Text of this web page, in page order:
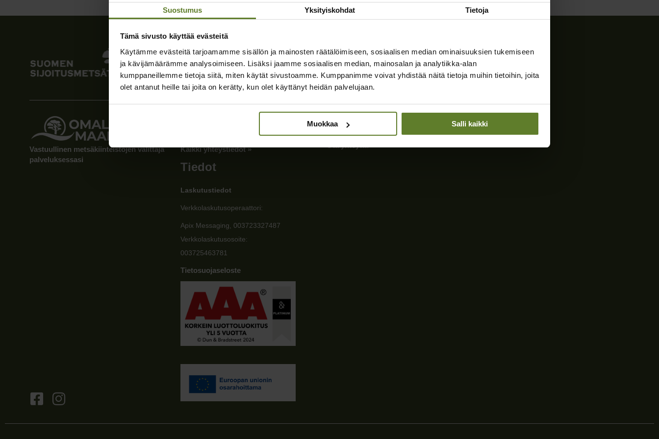
Suostumus Yksityiskohdat Tietoja
Tämä sivusto käyttää evästeitä
Käytämme evästeitä tarjoamamme sisällön ja mainosten räätälöimiseen, sosiaalisen median ominaisuuksien tukemiseen
ja kävijämäärämme analysoimiseen. Lisäksi jaamme sosiaalisen median, mainosalan ja analytiikka-alan
kumppaneillemme tietoja siitä, miten käytät sivustoamme. Kumppanimme voivat yhdistää näitä tietoja muihin tietoihin, joita
olet antanut heille tai joita on kerätty, kun olet käyttänyt heidän palvelujaan.
Muokkaa Salli kaikki
Vastuullinen metsäkiinteistöjen välittäjä
palveluksessasi
Yhteystiedot
Suomen Sijoitusmetsät Oy
Y-tunnus: 2546378-1
Kaikki yhteystiedot »
Sivut
Etusivu
Palvelut
Yritys
Tietopaketit
Ajankohtaista
Ota yhteyttä
Tiedot
Laskutustiedot
Verkkolaskutusoperaattori:
Apix Messaging, 003723327487
Verkkolaskutusosoite:
003725463781
Tietosuojaseloste